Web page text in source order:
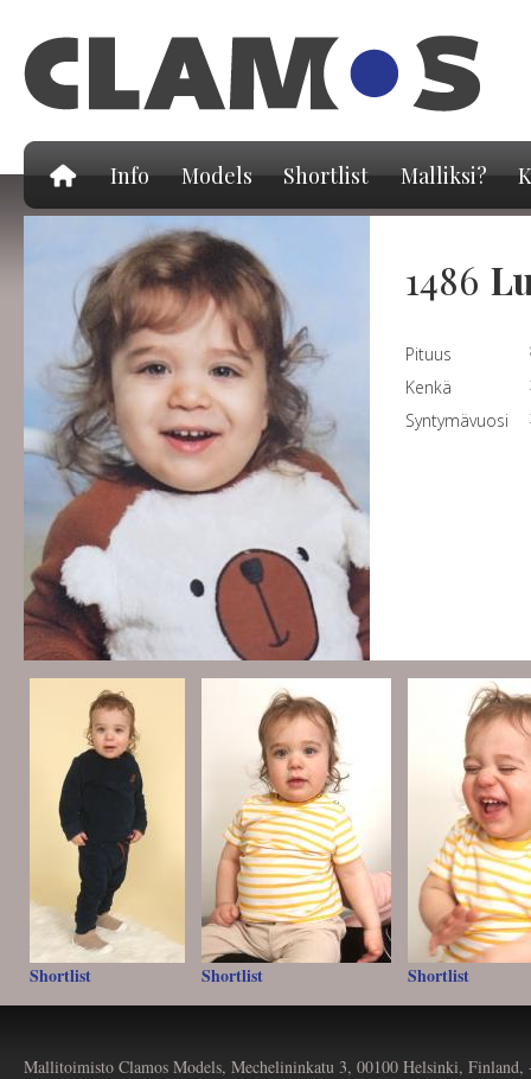
Info Models Shortlist Malliksi?
1486
Pituus
Kenkä
Syntymävuosi
Shortlist Shortlist Shortlist
Mallitoimisto Clamos Models, Mechelininkatu 3, 00100 Helsinki,